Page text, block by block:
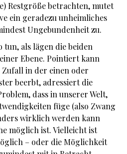
Restgröße betrachten, mutet
ein geradezu unheimliches
Ungebundenheit zu.
als lägen die beiden
Ebene. Pointiert kann
Zufall in der einen oder
beerbt, adressiert die
dass in unserer Welt,
füge (also Zwang
wirklich werden kann
möglich ist. Vielleicht ist
– oder die Möglichkeit